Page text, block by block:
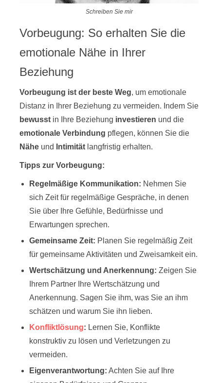
Schreiben Sie mir
Vorbeugung: So erhalten Sie die
emotionale Nähe in Ihrer
Beziehung
Vorbeugung ist der beste Weg, um emotionale
Distanz in Ihrer Beziehung zu vermeiden. Indem Sie
bewusst in Ihre Beziehung investieren und die
emotionale Verbindung pflegen, können Sie die
Nähe und Intimität langfristig erhalten.
Tipps zur Vorbeugung:
Regelmäßige Kommunikation: Nehmen Sie
sich Zeit für regelmäßige Gespräche, in denen
Sie über Ihre Gefühle, Bedürfnisse und
Erwartungen sprechen.
Gemeinsame Zeit: Planen Sie regelmäßig Zeit
für gemeinsame Aktivitäten und Zweisamkeit ein.
Wertschätzung und Anerkennung: Zeigen Sie
Ihrem Partner Ihre Wertschätzung und
Anerkennung. Sagen Sie ihm, was Sie an ihm
schätzen und warum Sie ihn lieben.
Konfliktlösung: Lernen Sie, Konflikte
konstruktiv zu lösen und Verletzungen zu
vermeiden.
Eigenverantwortung: Achten Sie auf Ihre